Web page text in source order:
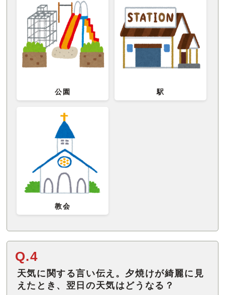
公園 駅
教会
Q.4
天気に関する言い伝え。夕焼けが綺麗に見
えたとき、翌日の天気はどうなる？